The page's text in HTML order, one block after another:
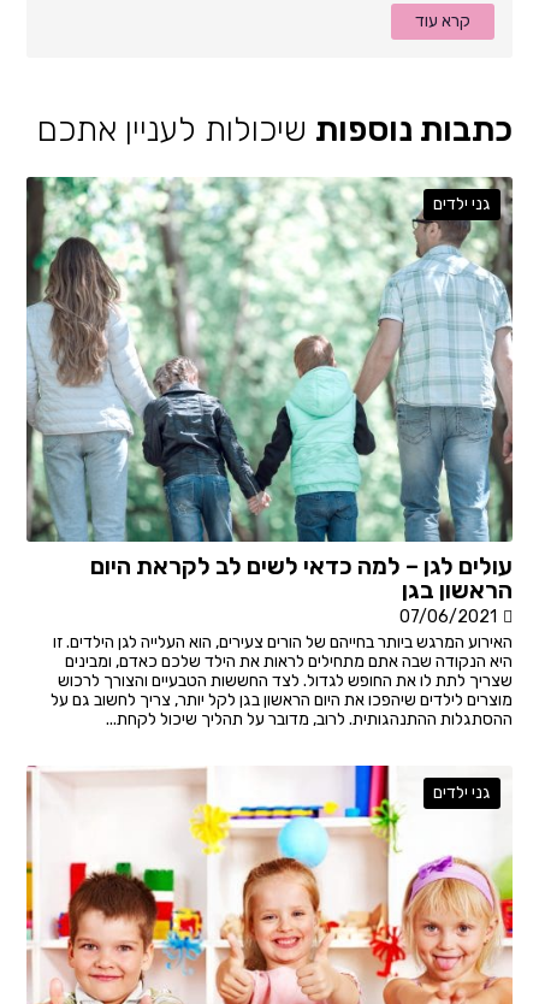
קרא עוד
כתבות נוספות שיכולות לעניין אתכם
גני ילדים
עולים לגן – למה כדאי לשים לב לקראת היום
הראשון בגן
07/06/2021
האירוע המרגש ביותר בחייהם של הורים צעירים, הוא העלייה לגן הילדים. זו
היא הנקודה שבה אתם מתחילים לראות את הילד שלכם כאדם, ומבינים
שצריך לתת לו את החופש לגדול. לצד החששות הטבעיים והצורך לרכוש
מוצרים לילדים שיהפכו את היום הראשון בגן לקל יותר, צריך לחשוב גם על
ההסתגלות ההתנהגותית. לרוב, מדובר על תהליך שיכול לקחת...
גני ילדים